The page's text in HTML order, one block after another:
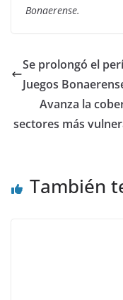
Bonaerense.
Se prolongó el
Juegos
Avanza la
sectores más
También